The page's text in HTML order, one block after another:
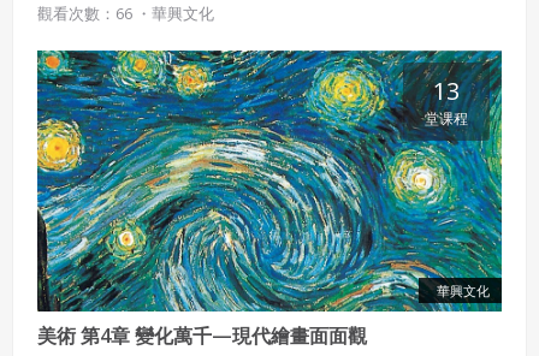
觀看次數：66 ・ 華興文化
華興文化
13
堂课程
美術 第4章 變化萬千—現代繪畫面面觀